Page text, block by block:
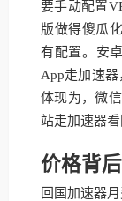
要手动配置
版做得傻瓜
有配置。安
App走加速
体现为，微
站走加速器看
价格背
回国加速器